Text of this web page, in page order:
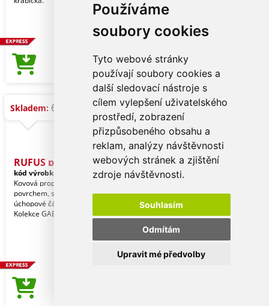
Používáme
soubory cookies
Tyto webové stránky
používají soubory cookies a
další sledovací nástroje s
cílem vylepšení uživatelského
prostředí, zobrazení
přizpůsobeného obsahu a
reklam, analýzy návštěvnosti
webových stránek a zjištění
zdroje návštěvnosti.
Souhlasím
Odmítám
Upravit mé předvolby
Cena od53,42 Kč
Skladem: 6.099 ks
RUFUS propiska kov
kód výrobku:
APR_116173
Kovová propiska v bílé barvě s lesklým
povrchem, se třemi proužky na
úchopové části, klip je pochromovaný.
Kolekce GABRI